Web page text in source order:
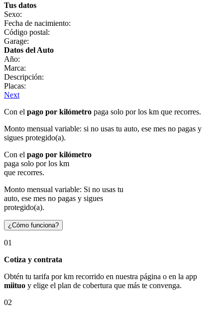
Tus datos
Sexo:
Fecha de nacimiento:
Código postal:
Garage:
Datos del Auto
Año:
Marca:
Descripción:
Placas:
Next
Con el pago por kilómetro paga solo por los km que recorres.
Monto mensual variable: si no usas tu auto, ese mes no pagas y
sigues protegido(a).
Con el pago por kilómetro
paga solo por los km
que recorres.
Monto mensual variable: Si no usas tu
auto, ese mes no pagas y sigues
protegido(a).
¿Cómo funciona?
01
Cotiza y contrata
Obtén tu tarifa por km recorrido en nuestra página o en la app
miituo y elige el plan de cobertura que más te convenga.
02